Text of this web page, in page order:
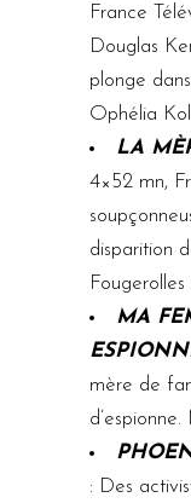
France
Douglas
plonge
Ophélia
LA
4×52 mn,
disparition
MA
mère de
: Des